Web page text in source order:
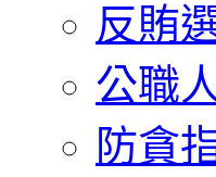
反賄
公職
防貪